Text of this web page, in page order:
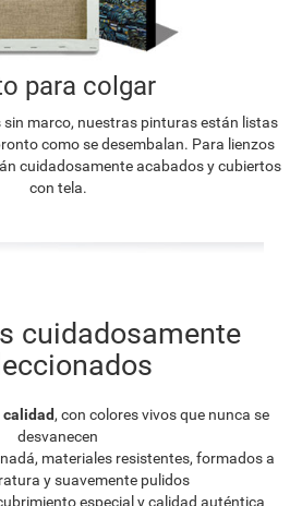
para colgar
marco, nuestras pinturas están listas
como se desembalan. Para lienzos
cuidadosamente acabados y cubiertos
con tela.
cuidadosamente
, con colores vivos que nunca se
desvanecen
materiales resistentes, formados a
y suavemente pulidos
especial y calidad auténtica